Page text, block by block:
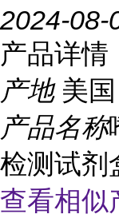
2024-08-
产品详情
产地 美国
产品名称
检测试剂
查看相